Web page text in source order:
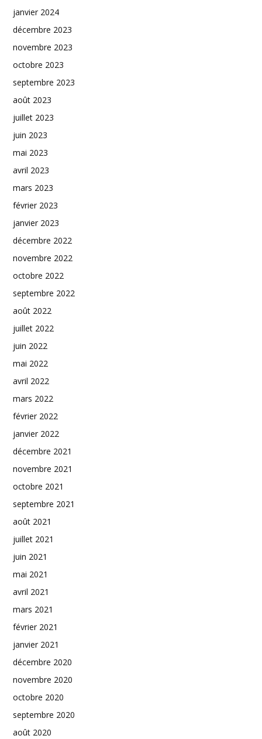
janvier 2024
décembre 2023
novembre 2023
octobre 2023
septembre 2023
août 2023
juillet 2023
juin 2023
mai 2023
avril 2023
mars 2023
février 2023
janvier 2023
décembre 2022
novembre 2022
octobre 2022
septembre 2022
août 2022
juillet 2022
juin 2022
mai 2022
avril 2022
mars 2022
février 2022
janvier 2022
décembre 2021
novembre 2021
octobre 2021
septembre 2021
août 2021
juillet 2021
juin 2021
mai 2021
avril 2021
mars 2021
février 2021
janvier 2021
décembre 2020
novembre 2020
octobre 2020
septembre 2020
août 2020